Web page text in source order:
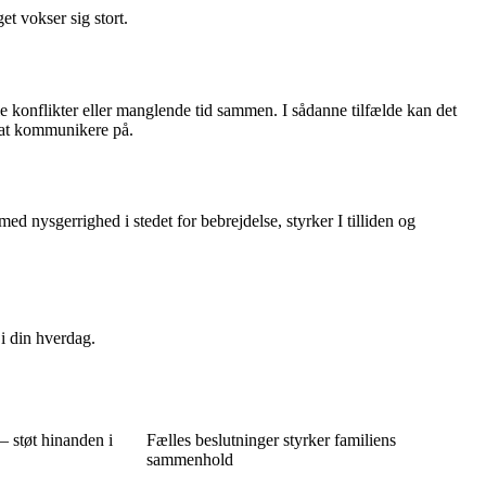
vokser sig stort.
konflikter eller manglende tid sammen. I sådanne tilfælde kan det
kommunikere på.
nysgerrighed i stedet for bebrejdelse, styrker I tilliden og
din hverdag.
støt hinanden i
Fælles beslutninger styrker familiens
sammenhold